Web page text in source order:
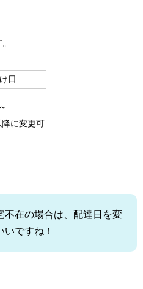
日
降に変更可
不在の場合は、配達日を変
ですね！